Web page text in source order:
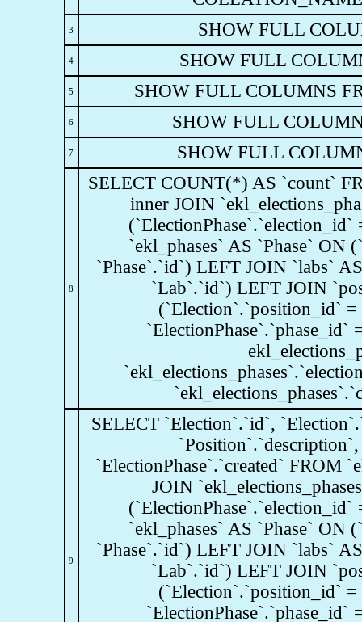
3 SHOW FULL
4 SHOW FULL
5 SHOW FULL COLUMNS
6 SHOW FULL
7 SHOW FULL
8
SELECT COUNT(*) AS `count`
inner JOIN
`ekl_phases` AS `Phase` ON
`Phase`.`id`) LEFT JOIN `labs`
`Lab`.`id`) LEFT JOIN
(`Election`.`position_id`
`ElectionPhase`.`phase_id`
9
SELECT `Election`.`id`,
`ElectionPhase`.`created` FROM
JOIN
`ekl_phases` AS `Phase` ON
`Phase`.`id`) LEFT JOIN `labs`
`Lab`.`id`) LEFT JOIN
(`Election`.`position_id`
`ElectionPhase`.`phase_id`